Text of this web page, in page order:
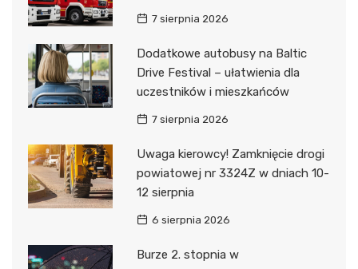
7 sierpnia 2026
Dodatkowe autobusy na Baltic
Drive Festival – ułatwienia dla
uczestników i mieszkańców
7 sierpnia 2026
Uwaga kierowcy! Zamknięcie drogi
powiatowej nr 3324Z w dniach 10-
12 sierpnia
6 sierpnia 2026
Burze 2. stopnia w